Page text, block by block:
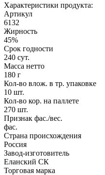
Характеристики продукта:
Артикул
6132
Жирность
45%
Срок годности
240 сут.
Масса нетто
180 г
Кол-во влож. в тр. упаковке
10 шт.
Кол-во кор. на паллете
270 шт.
Признак фас./вес.
фас.
Страна происхождения
Россия
Завод-изготовитель
Еланский СК
Торговая марка